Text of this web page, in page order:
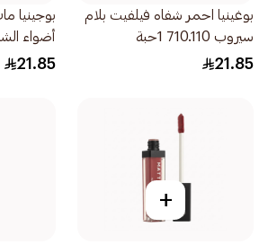
بوغينيا احمر شفاه فيلفيت بلام
سيروب 710.110 1حبة
21.85
بوجينيا
أضواء
1قطعة
21.85
+